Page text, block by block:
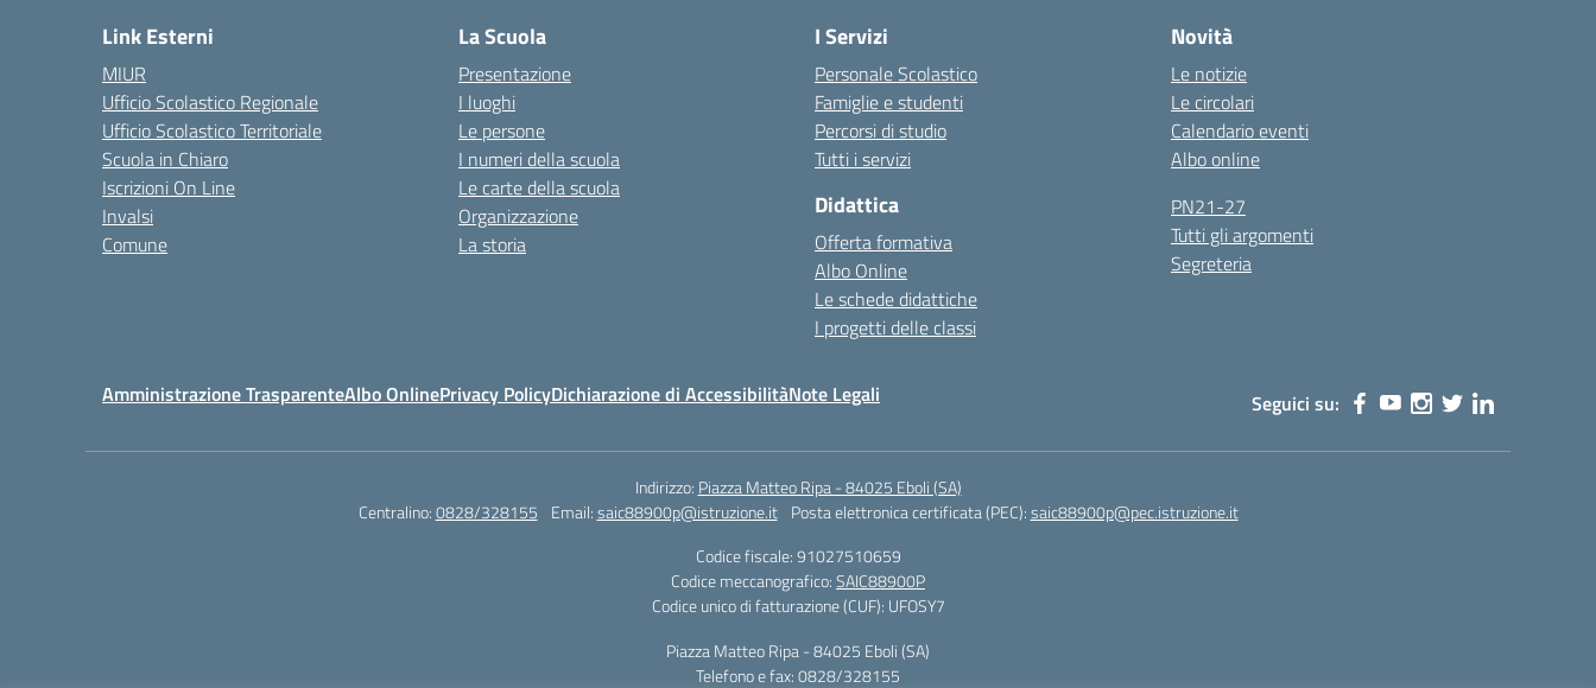
Link Esterni
MIUR
Ufficio Scolastico Regionale
Ufficio Scolastico Territoriale
Scuola in Chiaro
Iscrizioni On Line
Invalsi
Comune
La Scuola
Presentazione
I luoghi
Le persone
I numeri della scuola
Le carte della scuola
Organizzazione
La storia
I Servizi
Personale Scolastico
Famiglie e studenti
Percorsi di studio
Tutti i servizi
Didattica
Offerta formativa
Albo Online
Le schede didattiche
I progetti delle classi
Novità
Le notizie
Le circolari
Calendario eventi
Albo online
PN21-27
Tutti gli argomenti
Segreteria
Amministrazione TrasparenteAlbo OnlinePrivacy PolicyDichiarazione di AccessibilitàNote Legali Seguici su:
Indirizzo: Piazza Matteo Ripa - 84025 Eboli (SA)
Centralino:0828/328155 Email:saic88900p@istruzione.it Posta elettronica certificata (PEC):saic88900p@pec.istruzione.it
Codice fiscale: 91027510659
Codice meccanografico:SAIC88900P
Codice unico di fatturazione (CUF): UFOSY7
Piazza Matteo Ripa - 84025 Eboli (SA)
Telefono e fax: 0828/328155